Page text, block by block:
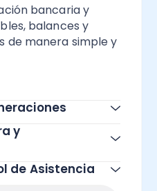
bancaria y
balances y
de manera simple y
y
de Asistencia